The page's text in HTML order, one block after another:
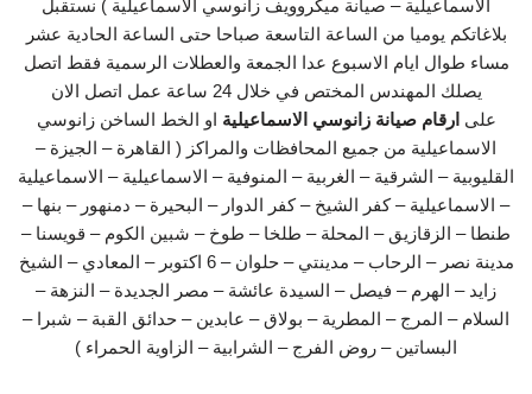
الاسماعيلية – صيانة ميكروويف زانوسي الاسماعيلية ) نستقبل
بلاغاتكم يوميا من الساعة التاسعة صباحا حتى الساعة الحادية عشر
مساء طوال ايام الاسبوع عدا الجمعة والعطلات الرسمية فقط اتصل
يصلك المهندس المختص في خلال 24 ساعة عمل اتصل الان
على ارقام صيانة زانوسي الاسماعيلية او الخط الساخن زانوسي
الاسماعيلية من جميع المحافظات والمراكز ( القاهرة – الجيزة –
القليوبية – الشرقية – الغربية – المنوفية – الاسماعيلية – الاسماعيلية
– الاسماعيلية – كفر الشيخ – كفر الدوار – البحيرة – دمنهور – بنها –
طنطا – الزقازيق – المحلة – طلخا – طوخ – شبين الكوم – قويسنا –
مدينة نصر – الرحاب – مدينتي – حلوان – 6 اكتوبر – المعادي – الشيخ
زايد – الهرم – فيصل – السيدة عائشة – مصر الجديدة – النزهة –
السلام – المرج – المطرية – بولاق – عابدين – حدائق القبة – شبرا –
البساتين – روض الفرج – الشرابية – الزاوية الحمراء )